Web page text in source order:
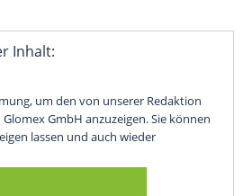
Inhalt:
um den von unserer Redaktion
GmbH anzuzeigen. Sie können
lassen und auch wieder